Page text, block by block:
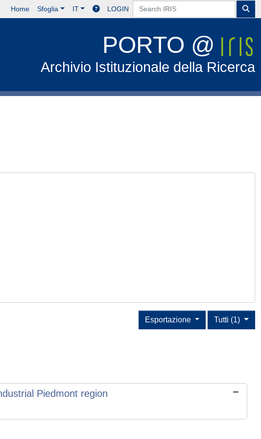
Home Sfoglia IT LOGIN
PORTO @
Archivio Istituzionale della Ricerca
Tutti (1)
Esportazione
Piedmont region